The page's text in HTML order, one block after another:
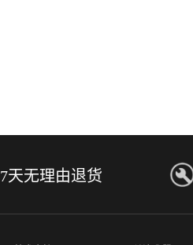
7天无理由退货